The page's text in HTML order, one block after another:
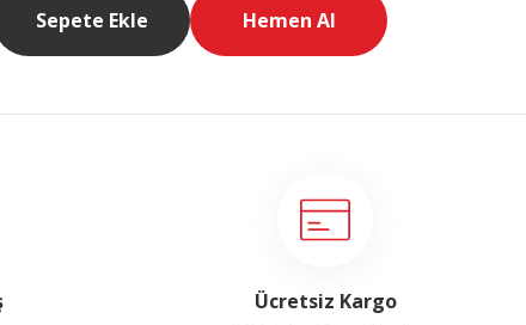
Sepete Ekle Hemen Al
Ücretsiz Kargo